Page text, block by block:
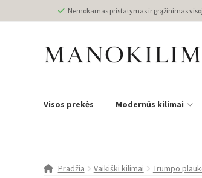
Nemokamas pristatymas ir grąžinimas
Visos prekės Modernūs kilimai
Pradžia Vaikiški kilimai Trumpo